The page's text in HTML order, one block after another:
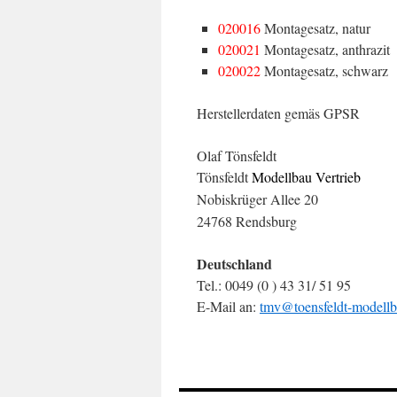
020016Montagesatz, natur
020021 Montagesatz, anthrazit
020022Montagesatz, schwarz
Herstellerdaten gemäs GPSR
Olaf Tönsfeldt
TönsfeldtModellbau Vertrieb
Nobiskrüger Allee 20
24768 Rendsburg
Deutschland
Tel.: 0049 (0 ) 43 31/ 51 95
E-Mail an: tmv@toensfeldt-